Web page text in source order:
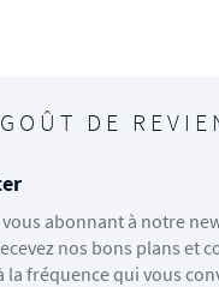
DE
vous abonnant à notre
nos bons plans et
la fréquence qui vous